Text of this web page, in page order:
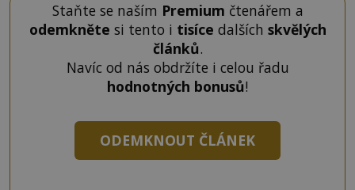
Staňte se naším Premium čtenářem a
odemkněte si tento i tisíce dalších skvělých
článků.
Navíc od nás obdržíte i celou řadu
hodnotných bonusů!
ODEMKNOUT ČLÁNEK